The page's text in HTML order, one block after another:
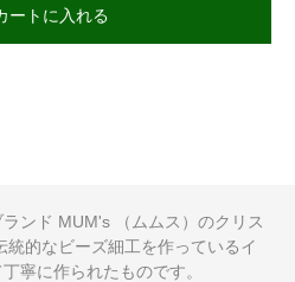
ートに入れる
ンド MUM's （ムムス）のクリス
的なビーズ細工を作っているイ
寧に作られたものです。